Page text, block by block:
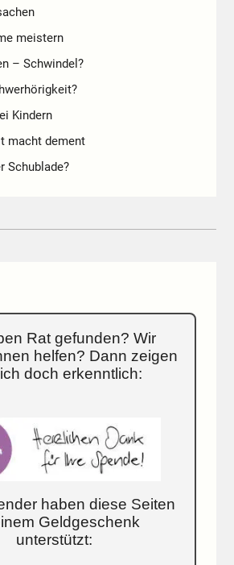
meistern
– Schwindel?
Kindern
macht dement
Schublade?
Rat gefunden? Wir
helfen? Dann zeigen
doch erkenntlich:
haben diese Seiten
Geldgeschenk
unterstützt: